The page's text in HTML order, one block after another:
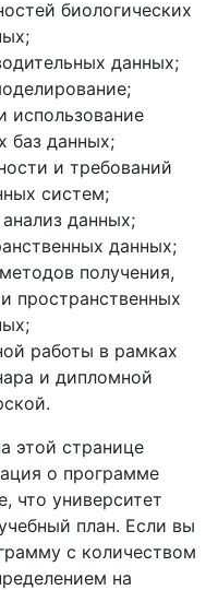
биологических
данных;
использование
баз данных;
и требований
систем;
данных;
данных;
получения,
пространственных
работы в рамках
и дипломной
этой странице
о программе
что университет
план. Если вы
с количеством
на